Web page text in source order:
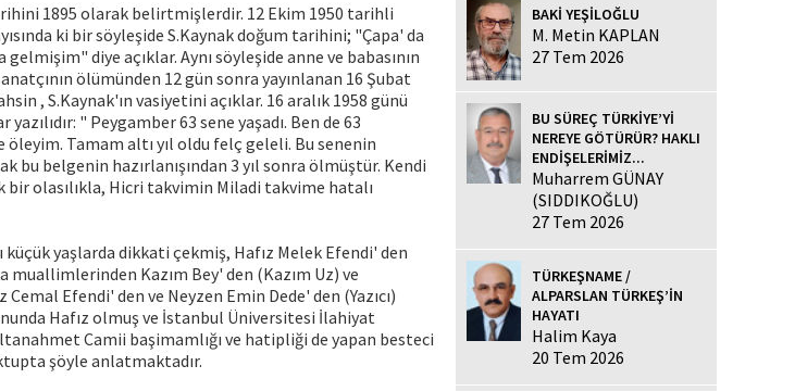
1895 olarak belirtmişlerdir. 12 Ekim 1950 tarihli
ki bir söyleşide S.Kaynak doğum tarihini; "Çapa' da
diye açıklar. Aynı söyleşide anne ve babasının
ölümünden 12 gün sonra yayınlanan 16 Şubat
, S.Kaynak'ın vasiyetini açıklar. 16 aralık 1958 günü
" Peygamber 63 sene yaşadı. Ben de 63
öleyim. Tamam altı yıl oldu felç geleli. Bu senenin
bu belgenin hazırlanışından 3 yıl sonra ölmüştür. Kendi
bir olasılıkla, Hicri takvimin Miladi takvime hatalı
küçük yaşlarda dikkati çekmiş, Hafız Melek Efendi' den
Kazım Bey' den (Kazım Uz) ve
Efendi' den ve Neyzen Emin Dede' den (Yazıcı)
Hafız olmuş ve İstanbul Üniversitesi İlahiyat
Camii başimamlığı ve hatipliği de yapan besteci
şöyle anlatmaktadır.
BAKİ YEŞİLOĞLU
M. Metin KAPLAN
27 Tem 2026
BU SÜREÇ TÜRKİYE’Yİ
NEREYE GÖTÜRÜR? HAKLI
ENDİŞELERİMİZ...
Muharrem GÜNAY
(SIDDIKOĞLU)
27 Tem 2026
TÜRKEŞNAME /
ALPARSLAN TÜRKEŞ’İN
HAYATI
Halim Kaya
20 Tem 2026